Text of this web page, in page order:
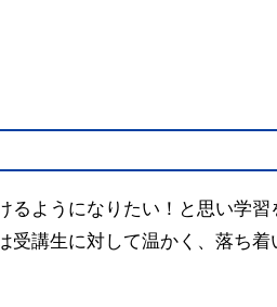
ようになりたい！と思い学
講生に対して温かく、落ち着